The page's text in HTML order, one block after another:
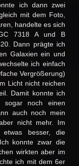
ich dann zwei
mit dem Foto,
handelte es sich
7318 A und B
Dann prägte ich
Galaxien ein und
ich einfach
Vergrößerung)
Licht nicht reichen
Damit konnte ich
sogar noch einen
auch noch mein
nicht mehr. Im
besser, die
konnte zwar die
wirkten aber im
ich mit dem 6er